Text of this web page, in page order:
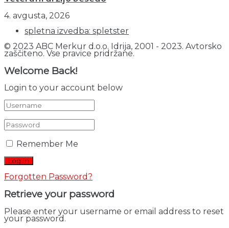
4. avgusta, 2026
spletna izvedba: spletster
© 2023 ABC Merkur d.o.o. Idrija, 2001 - 2023. Avtorsko
zaščiteno. Vse pravice pridržane.
Welcome Back!
Login to your account below
Remember Me
Forgotten Password?
Retrieve your password
Please enter your username or email address to reset
your password.